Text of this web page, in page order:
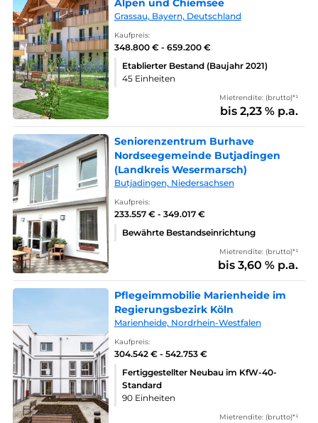
Alpen und Chiemsee
Grassau, Bayern, Deutschland
Kaufpreis:
348.800 € - 659.200 €
Etablierter Bestand (Baujahr 2021)
45 Einheiten
Mietrendite: (brutto)*¹
bis 2,23 % p.a.
Seniorenzentrum Burhave
Nordseegemeinde Butjadingen
(Landkreis Wesermarsch)
Butjadingen, Niedersachsen
Kaufpreis:
233.557 € - 349.017 €
Bewährte Bestandseinrichtung
Mietrendite: (brutto)*¹
bis 3,60 % p.a.
Pflegeimmobilie Marienheide im
Regierungsbezirk Köln
Marienheide, Nordrhein-Westfalen
Kaufpreis:
304.542 € - 542.753 €
Fertiggestellter Neubau im KfW-40-
Standard
90 Einheiten
Mietrendite: (brutto)*¹